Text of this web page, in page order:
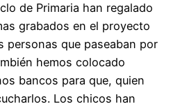
de Primaria han regalado
grabados en el proyecto
personas que paseaban por
hemos colocado
bancos para que, quien
Los chicos han